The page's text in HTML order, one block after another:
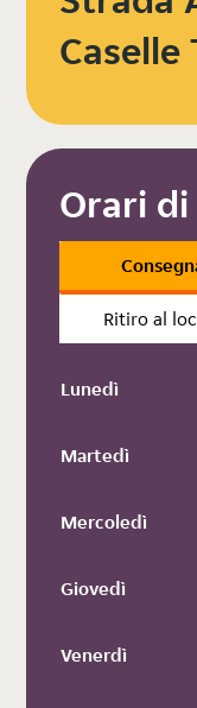
Orari
Ritiro al
Lunedì
Martedì
Mercoledì
Giovedì
Venerdì